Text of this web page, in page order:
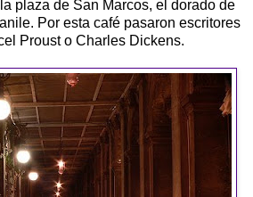
plaza de San Marcos, el dorado de
Por esta café pasaron escritores
Proust o Charles Dickens.